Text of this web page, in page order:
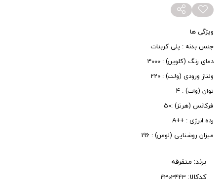
ویژگی ها
جنس بدنه : پلی کربنات
دمای رنگ (کلوین) : 3000
ولتاژ ورودی (ولت) : 220
توان (وات) :‌ 4
فرکانس (هرتز) :‌50
رده انرژی :‌ ++A
میزان روشنایی (لومن) : 196
برند: متفرقه
کدکالا: